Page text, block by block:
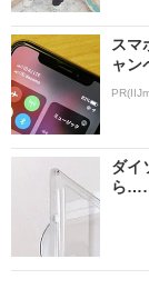
スマ
ャン
ダイ
ら